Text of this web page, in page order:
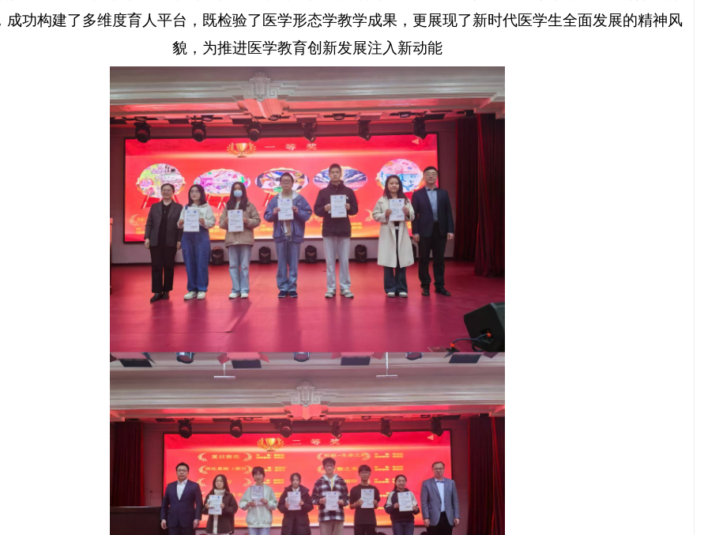
成功构建了多维度育人平台，既检验了医学形态学教学成果，更展现了新时代医学生全面发展的精神风
貌，为推进医学教育创新发展注入新动能